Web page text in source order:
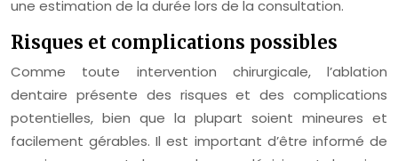
une estimation de la durée lors de la consultation.
Risques et complications possibles
Comme toute intervention chirurgicale, l’ablation
dentaire présente des risques et des complications
potentielles, bien que la plupart soient mineures et
facilement gérables. Il est important d’être informé de